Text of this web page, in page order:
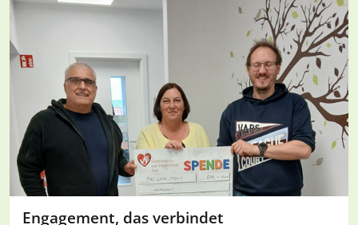
Engagement, das verbindet